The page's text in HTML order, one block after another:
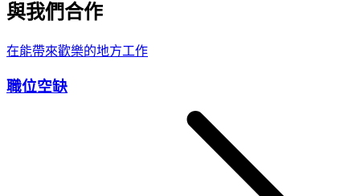
與我們合作
在能帶來歡樂的地方工作
職位空缺